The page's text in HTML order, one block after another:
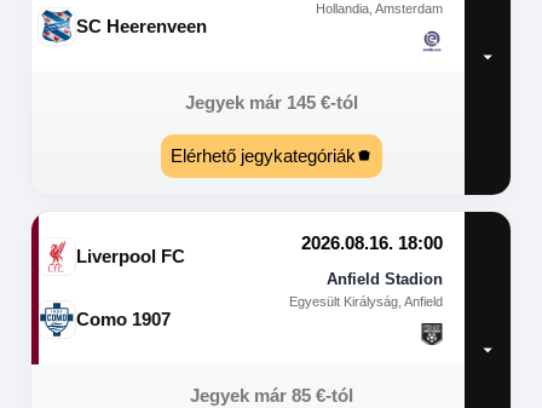
Hollandia, Amsterdam
SC Heerenveen
Jegyek már 145 €-tól
Elérhető jegykategóriák
Liverpool FC
2026.08.16. 18:00
Anfield Stadion
Egyesült Királyság, Anfield
Como 1907
Jegyek már 85 €-tól